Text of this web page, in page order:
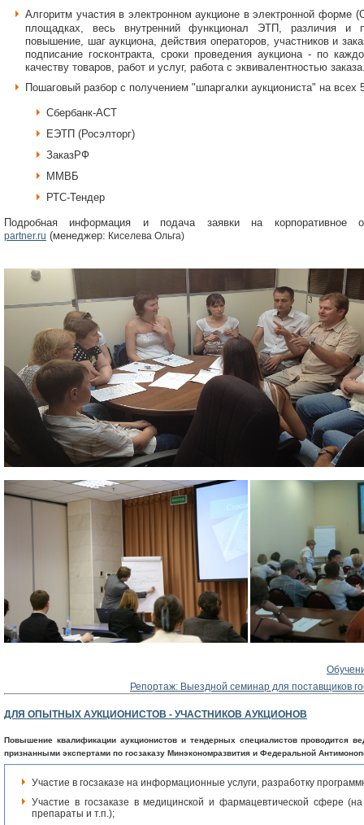
Алгоритм участия в электронном аукционе в электронной
площадках, весь внутренний функционал ЭТП, различия и
повышение, шаг аукциона, действия операторов, участников и
подписание госконтракта, сроки проведения аукциона - по
качеству товаров, работ и услуг, работа с эквивалентностью
Пошаговый разбор с получением "шпаргалки аукциониста" на
Сбербанк-АСТ
ЕЭТП (Росэлторг)
ЗаказРФ
ММВБ
РТС-Тендер
Подробная информация и подача заявки на
partner.ru (менеджер: Киселева Ольга)
Репортаж: Выездной семинар для поставщиков
ДЛЯ ОПЫТНЫХ АУКЦИОНИСТОВ - УЧАСТНИКОВ АУКЦИОНОВ
Повышение квалификации аукционистов и тендерных специалистов проводится
признанными экспертами по госзаказу Минэкономразвития и Федеральной
Участие в госзаказе на информационные услуги, разработку
Участие в госзаказе в медицинской и фармацевтической сфере
препараты и т.п.);